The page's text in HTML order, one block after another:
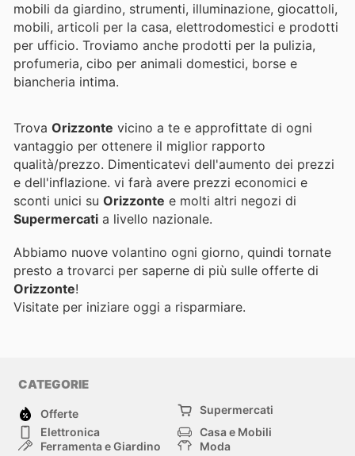
mobili da giardino, strumenti, illuminazione, giocattoli,
mobili, articoli per la casa, elettrodomestici e prodotti
per ufficio. Troviamo anche prodotti per la pulizia,
profumeria, cibo per animali domestici, borse e
biancheria intima.
Trova Orizzonte vicino a te e approfittate di ogni
vantaggio per ottenere il miglior rapporto
qualità/prezzo. Dimenticatevi dell'aumento dei prezzi
e dell'inflazione. vi farà avere prezzi economici e
sconti unici su Orizzonte e molti altri negozi di
Supermercati a livello nazionale.
Abbiamo nuove volantino ogni giorno, quindi tornate
presto a trovarci per saperne di più sulle offerte di
Orizzonte!
Visitate per iniziare oggi a risparmiare.
CATEGORIE
Offerte
Supermercati
Elettronica
Casa e Mobili
Ferramenta e Giardino
Moda